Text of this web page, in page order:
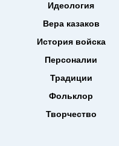
Идеология
Вера казаков
История войска
Персоналии
Традиции
Фольклор
Творчество